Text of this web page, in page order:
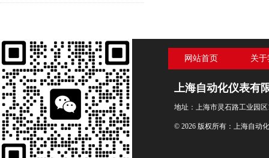
网站首页 关
上海自动化仪表有
地址：上海市灵石路工业园区
© 2026 版权所有：上海自动